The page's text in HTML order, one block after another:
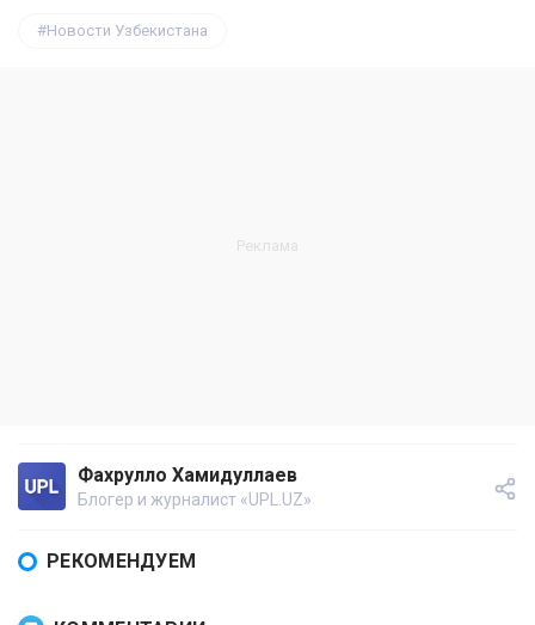
Новости Узбекистана
Фахрулло Хамидуллаев
Блогер и журналист «UPL.UZ»
РЕКОМЕНДУЕМ